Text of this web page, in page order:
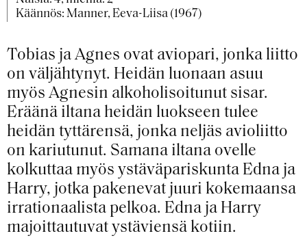
Käännös: Manner, Eeva-Liisa (1967)
Tobias ja Agnes ovat aviopari, jonka liitto
on väljähtynyt. Heidän luonaan asuu
myös Agnesin alkoholisoitunut sisar.
Eräänä iltana heidän luokseen tulee
heidän tyttärensä, jonka neljäs avioliitto
on kariutunut. Samana iltana ovelle
kolkuttaa myös ystäväpariskunta Edna ja
Harry, jotka pakenevat juuri kokemaansa
irrationaalista pelkoa. Edna ja Harry
majoittautuvat ystäviensä kotiin.